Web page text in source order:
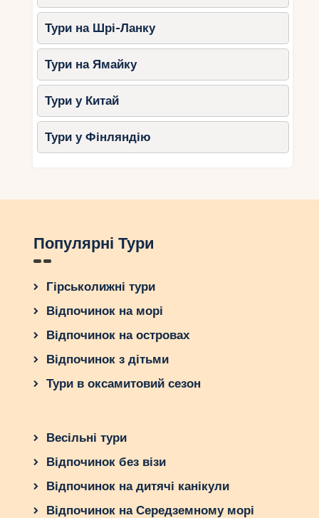
Тури на Шрі-Ланку
Тури на Ямайку
Тури у Китай
Тури у Фінляндію
Популярні Тури
Гірськолижні тури
Відпочинок на морі
Відпочинок на островах
Відпочинок з дітьми
Тури в оксамитовий сезон
Весільні тури
Відпочинок без візи
Відпочинок на дитячі канікули
Відпочинок на Середземному морі